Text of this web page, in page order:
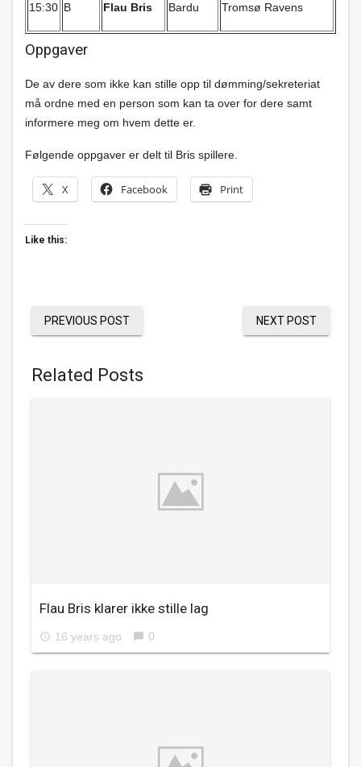
15:30 B Flau Bris Bardu Tromsø Ravens
Oppgaver
De av dere som ikke kan stille opp til dømming/sekreteriat
må ordne med en person som kan ta over for dere samt
informere meg om hvem dette er.
Følgende oppgaver er delt til Bris spillere.
X Facebook Print
Like this:
PREVIOUS POST NEXT POST
Related Posts
Flau Bris klarer ikke stille lag
access_time 16 years ago chat_bubble 0